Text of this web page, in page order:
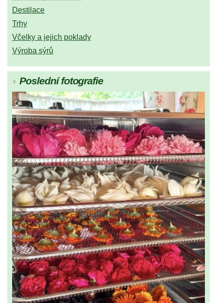
Destilace
Trhy
Včelky a jejich poklady
Výroba sýrů
Poslední fotografie